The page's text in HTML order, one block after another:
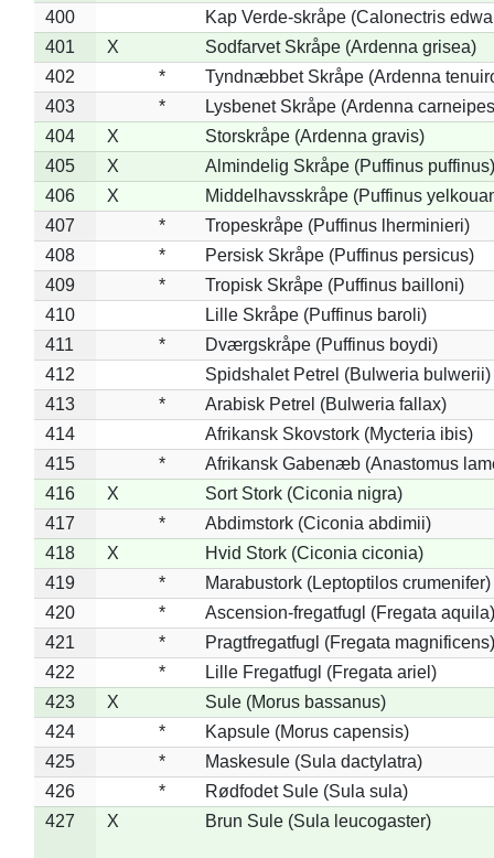
400
Kap Verde-skråpe (Calonectris
401
X
Sodfarvet Skråpe (Ardenna grisea)
402
*
Tyndnæbbet Skråpe (Ardenna
403
*
Lysbenet Skråpe (Ardenna
404
X
Storskråpe (Ardenna gravis)
405
X
Almindelig Skråpe (Puffinus puffinus)
406
X
Middelhavsskråpe (Puffinus
407
*
Tropeskråpe (Puffinus lherminieri)
408
*
Persisk Skråpe (Puffinus persicus)
409
*
Tropisk Skråpe (Puffinus bailloni)
410
Lille Skråpe (Puffinus baroli)
411
*
Dværgskråpe (Puffinus boydi)
412
Spidshalet Petrel (Bulweria bulwerii)
413
*
Arabisk Petrel (Bulweria fallax)
414
Afrikansk Skovstork (Mycteria ibis)
415
*
Afrikansk Gabenæb (Anastomus
416
X
Sort Stork (Ciconia nigra)
417
*
Abdimstork (Ciconia abdimii)
418
X
Hvid Stork (Ciconia ciconia)
419
*
Marabustork (Leptoptilos crumenifer)
420
*
Ascension-fregatfugl (Fregata aquila)
421
*
Pragtfregatfugl (Fregata magnificens)
422
*
Lille Fregatfugl (Fregata ariel)
423
X
Sule (Morus bassanus)
424
*
Kapsule (Morus capensis)
425
*
Maskesule (Sula dactylatra)
426
*
Rødfodet Sule (Sula sula)
427
X Brun Sule (Sula leucogaster)